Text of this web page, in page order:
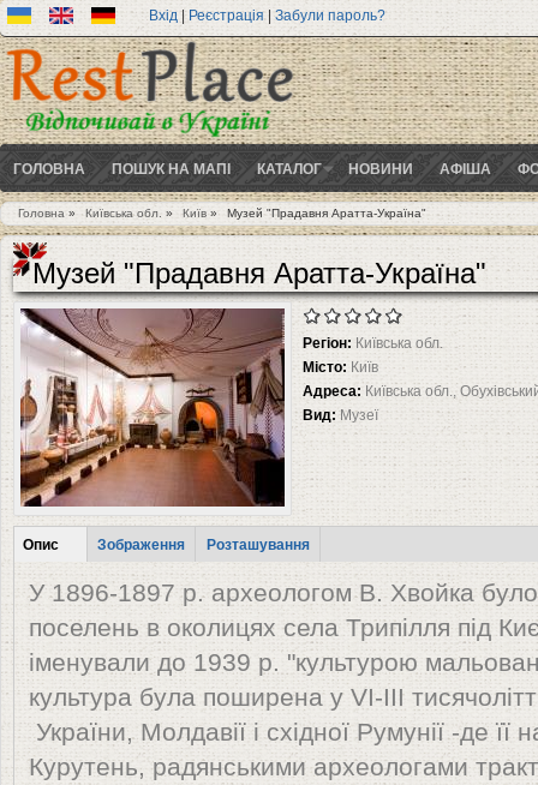
Вхід | Реєстрація|Забули пароль?
ГОЛОВНА ПОШУК НА МАПІ КАТАЛОГ НОВИНИ АФІША
Ви є тут
Головна» Київська обл. » Київ » Музей "Прадавня Аратта-Україна"
Музей "Прадавня Аратта-Україна"
Регіон: Київська обл.
Місто: Київ
Адреса: Київська обл.,
Вид:Музеї
Табы
Опис
(активна
вкладка)
Зображення Розташування
У 1896-1897 р. археологом В. Хвойка було
поселень в околицях села Трипілля під
іменували до 1939 р. "культурою
культура була поширена у VІ-ІІІ
України, Молдавії і східної Румунії -де її
Курутень, радянськими археологами